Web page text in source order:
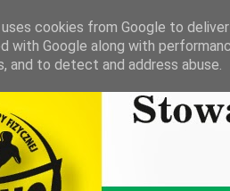
cookies from Google to
with Google along with
and to detect and address abuse.